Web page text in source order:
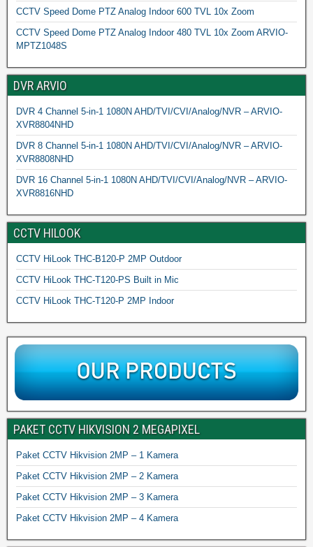
CCTV Speed Dome PTZ Analog Indoor 600 TVL 10x Zoom
CCTV Speed Dome PTZ Analog Indoor 480 TVL 10x Zoom ARVIO-
MPTZ1048S
DVR ARVIO
DVR 4 Channel 5-in-1 1080N AHD/TVI/CVI/Analog/NVR – ARVIO-
XVR8804NHD
DVR 8 Channel 5-in-1 1080N AHD/TVI/CVI/Analog/NVR – ARVIO-
XVR8808NHD
DVR 16 Channel 5-in-1 1080N AHD/TVI/CVI/Analog/NVR – ARVIO-
XVR8816NHD
CCTV HILOOK
CCTV HiLook THC-B120-P 2MP Outdoor
CCTV HiLook THC-T120-PS Built in Mic
CCTV HiLook THC-T120-P 2MP Indoor
PAKET CCTV HIKVISION 2 MEGAPIXEL
Paket CCTV Hikvision 2MP – 1 Kamera
Paket CCTV Hikvision 2MP – 2 Kamera
Paket CCTV Hikvision 2MP – 3 Kamera
Paket CCTV Hikvision 2MP – 4 Kamera